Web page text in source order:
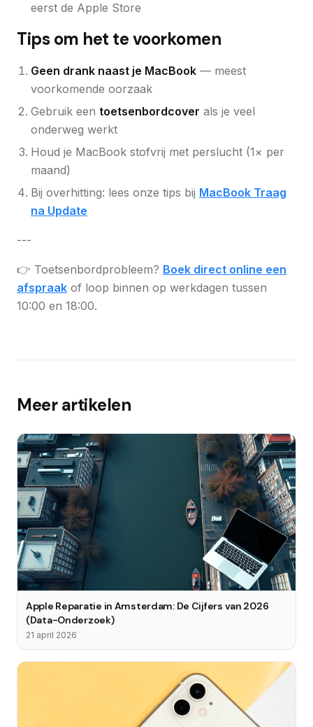
eerst de Apple Store
Tips om het te voorkomen
Geen drank naast je MacBook — meest
voorkomende oorzaak
Gebruik een toetsenbordcover als je veel
onderweg werkt
Houd je MacBook stofvrij met perslucht (1× per
maand)
Bij overhitting: lees onze tips bij MacBook Traag
na Update
---
👉 Toetsenbordprobleem? Boek direct online een
afspraak of loop binnen op werkdagen tussen
10:00 en 18:00.
Meer artikelen
Apple Reparatie in Amsterdam: De Cijfers van 2026
(Data-Onderzoek)
21 april 2026